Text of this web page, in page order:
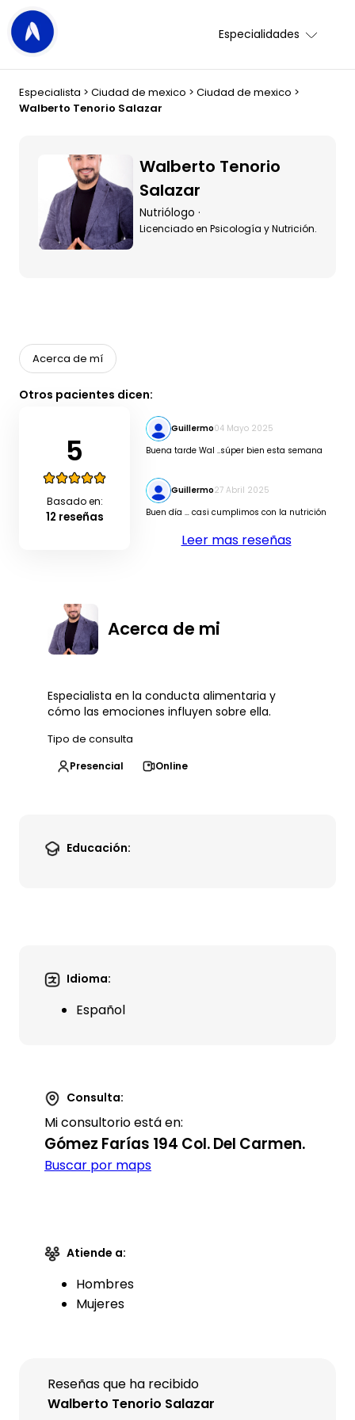
Especialidades
Especialista > Ciudad de mexico > Ciudad de mexico >
Walberto Tenorio Salazar
Walberto Tenorio
Salazar
Nutriólogo ·
Licenciado en Psicología y Nutrición.
Acerca de mí
Otros pacientes dicen:
5
Basado en:
12 reseñas
Guillermo04 Mayo 2025
Buena tarde Wal ..súper bien esta semana
Guillermo27 Abril 2025
Buen día … casi cumplimos con la nutrición
Leer mas reseñas
Acerca de mi
Especialista en la conducta alimentaria y
cómo las emociones influyen sobre ella.
Tipo de consulta
Presencial
Online
Educación:
Idioma:
Español
Consulta:
Mi consultorio está en:
Gómez Farías 194 Col. Del Carmen.
Buscar por maps
Atiende a:
Hombres
Mujeres
Reseñas que ha recibido
Walberto Tenorio Salazar